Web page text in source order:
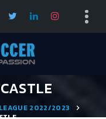
2022/2023